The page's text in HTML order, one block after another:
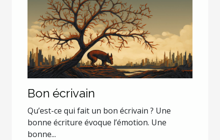
Bon écrivain
Qu’est-ce qui fait un bon écrivain ? Une
bonne écriture évoque l’émotion. Une
bonne...